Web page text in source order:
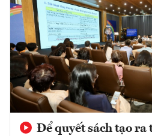
Để quyết sách tạo ra